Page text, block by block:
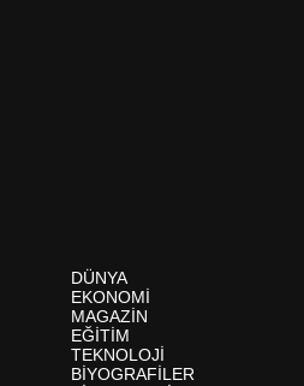
DÜNYA
EKONOMİ
MAGAZİN
EĞİTİM
TEKNOLOJİ
BİYOGRAFİLER